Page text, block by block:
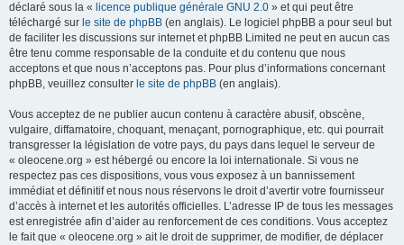
déclaré sous la « licence publique générale GNU 2.0 » et qui peut être
téléchargé sur le site de phpBB (en anglais). Le logiciel phpBB a pour seul but
de faciliter les discussions sur internet et phpBB Limited ne peut en aucun cas
être tenu comme responsable de la conduite et du contenu que nous
acceptons et que nous n’acceptons pas. Pour plus d’informations concernant
phpBB, veuillez consulter le site de phpBB (en anglais).
Vous acceptez de ne publier aucun contenu à caractère abusif, obscène,
vulgaire, diffamatoire, choquant, menaçant, pornographique, etc. qui pourrait
transgresser la législation de votre pays, du pays dans lequel le serveur de
« oleocene.org » est hébergé ou encore la loi internationale. Si vous ne
respectez pas ces dispositions, vous vous exposez à un bannissement
immédiat et définitif et nous nous réservons le droit d’avertir votre fournisseur
d’accès à internet et les autorités officielles. L’adresse IP de tous les messages
est enregistrée afin d’aider au renforcement de ces conditions. Vous acceptez
le fait que « oleocene.org » ait le droit de supprimer, de modifier, de déplacer